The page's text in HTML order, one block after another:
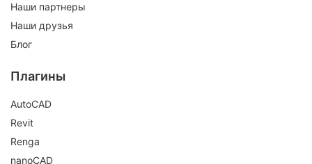
Наши партнеры
Наши друзья
Блог
Плагины
AutoCAD
Revit
Renga
nanoCAD